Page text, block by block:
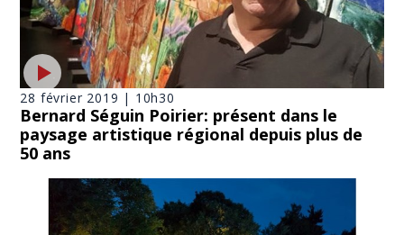
28 février 2019 | 10h30
Bernard Séguin Poirier: présent dans le
paysage artistique régional depuis plus de
50 ans